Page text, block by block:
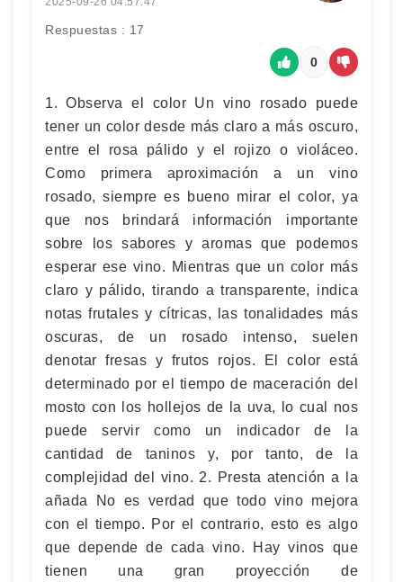
Respuestas : 17
0
1. Observa el color Un vino rosado puede
tener un color desde más claro a más oscuro,
entre el rosa pálido y el rojizo o violáceo.
Como primera aproximación a un vino
rosado, siempre es bueno mirar el color, ya
que nos brindará información importante
sobre los sabores y aromas que podemos
esperar ese vino. Mientras que un color más
claro y pálido, tirando a transparente, indica
notas frutales y cítricas, las tonalidades más
oscuras, de un rosado intenso, suelen
denotar fresas y frutos rojos. El color está
determinado por el tiempo de maceración del
mosto con los hollejos de la uva, lo cual nos
puede servir como un indicador de la
cantidad de taninos y, por tanto, de la
complejidad del vino. 2. Presta atención a la
añada No es verdad que todo vino mejora
con el tiempo. Por el contrario, esto es algo
que depende de cada vino. Hay vinos que
tienen una gran proyección de